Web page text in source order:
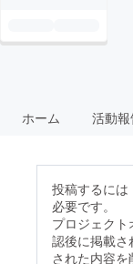
ホーム 活動
投稿するには
必要です。
プロジェク
認後に掲載
された内容を